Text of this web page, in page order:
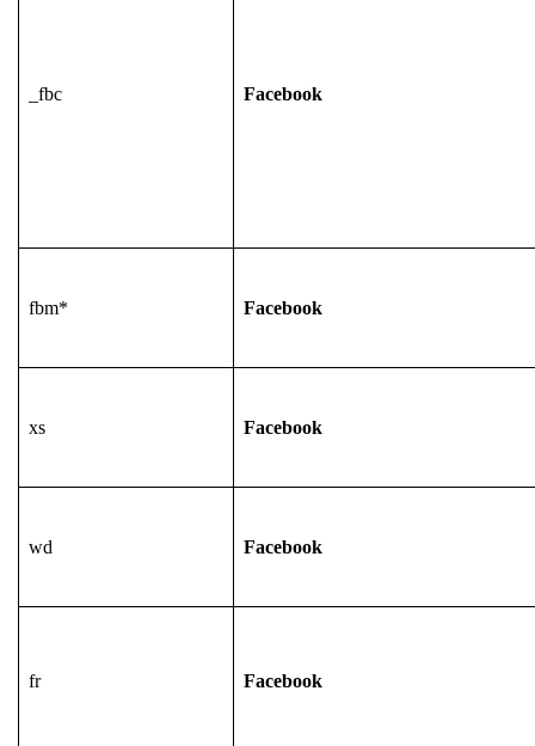
_fbc Facebook
fbm* Facebook
xs Facebook
wd Facebook
fr Facebook